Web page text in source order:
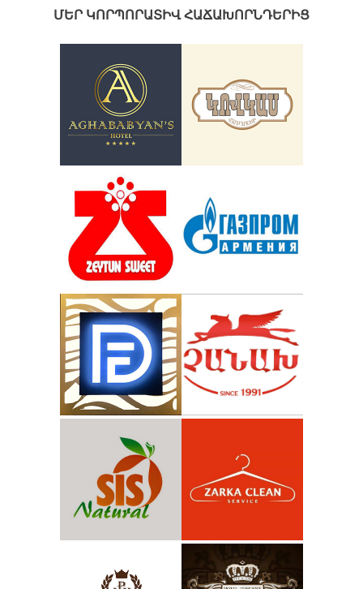
ՄԵՐ ԿՈՐՊՈՐԱՏԻՎ ՀԱՃԱԽՈՐՆԴԵՐԻՑ